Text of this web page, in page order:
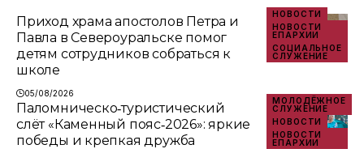
НОВОСТИ
НОВОСТИ
ЕПАРХИИ
СОЦИАЛЬНОЕ
СЛУЖЕНИЕ
Приход храма апостолов Петра и
Павла в Североуральске помог
детям сотрудников собраться к
школе
05/08/2026
МОЛОДЁЖНОЕ
СЛУЖЕНИЕ
НОВОСТИ
НОВОСТИ
ЕПАРХИИ
Паломническо‑туристический
слёт «Каменный пояс‑2026»: яркие
победы и крепкая дружба